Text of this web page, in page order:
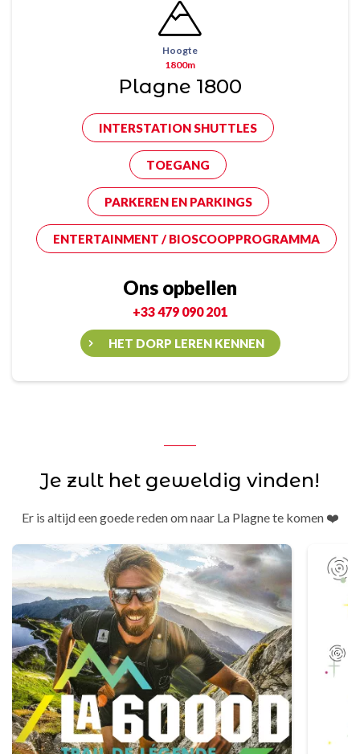
Hoogte
1800m
Plagne 1800
INTERSTATION SHUTTLES
TOEGANG
PARKEREN EN PARKINGS
ENTERTAINMENT / BIOSCOOPPROGRAMMA
Ons opbellen
+33 479 090 201
HET DORP LEREN KENNEN
Je zult het geweldig vinden!
Er is altijd een goede reden om naar La Plagne te komen ❤️